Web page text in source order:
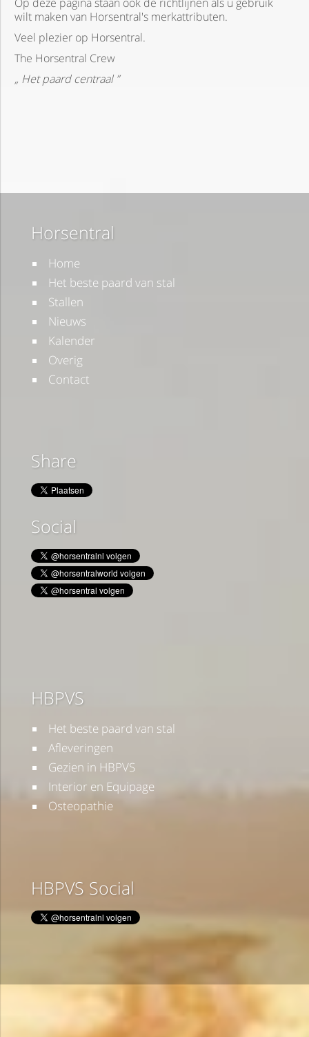
wilt maken van Horsentral's merkattributen.
Veel plezier op Horsentral.
The Horsentral Crew
„ Het paard centraal ”
Horsentral
Home
Het beste paard van stal
Stallen
Nieuws
Kalender
Overig
Contact
Share
Social
HBPVS
Het beste paard van stal
Afleveringen
Gezien in HBPVS
Interior en Equipage
Osteopathie
HBPVS Social